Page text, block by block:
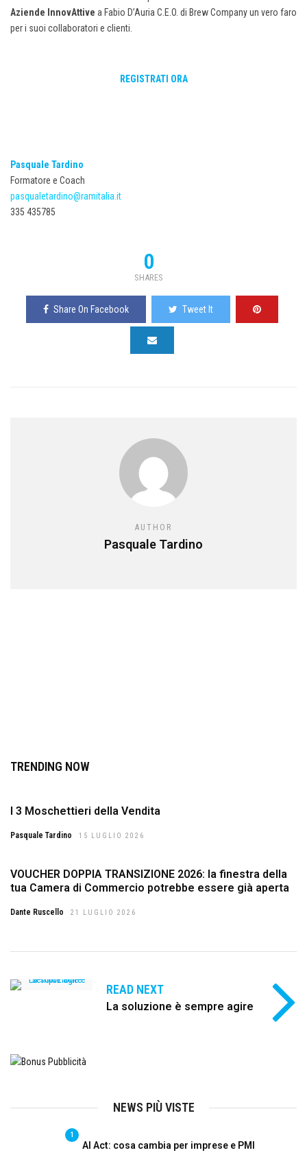
Aziende InnovAttive a Fabio D’Auria C.E.O. di Brew Company un vero faro
per i suoi collaboratori e clienti.
REGISTRATI ORA
Pasquale Tardino
Formatore e Coach
pasqualetardino@ramitalia.it
335 435785
0
SHARES
Share On Facebook Tweet It
AUTHOR
Pasquale Tardino
TRENDING NOW
I 3 Moschettieri della Vendita
Pasquale Tardino 15 LUGLIO 2026
VOUCHER DOPPIA TRANSIZIONE 2026: la finestra della
tua Camera di Commercio potrebbe essere già aperta
Dante Ruscello 21 LUGLIO 2026
READ NEXT
La soluzione è sempre agire
NEWS PIÙ VISTE
1
AI Act: cosa cambia per imprese e PMI